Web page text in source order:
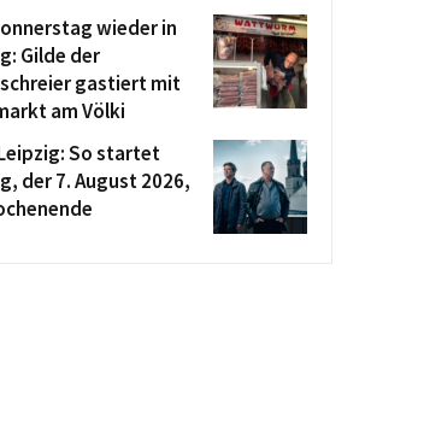
wieder in
Gilde der
gastiert mit
am Völki
So startet
der 7. August 2026,